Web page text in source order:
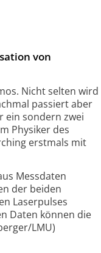
von
Nicht selten wird
passiert aber
ein sondern zwei
Physiker des
erstmals mit
Messdaten
der beiden
Laserpulses
Daten können die
LMU)